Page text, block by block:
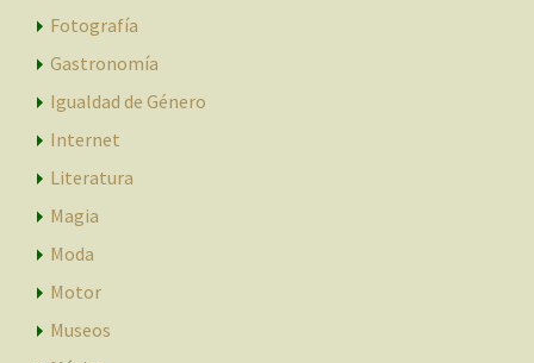
Fotografía
Gastronomía
Igualdad de Género
Internet
Literatura
Magia
Moda
Motor
Museos